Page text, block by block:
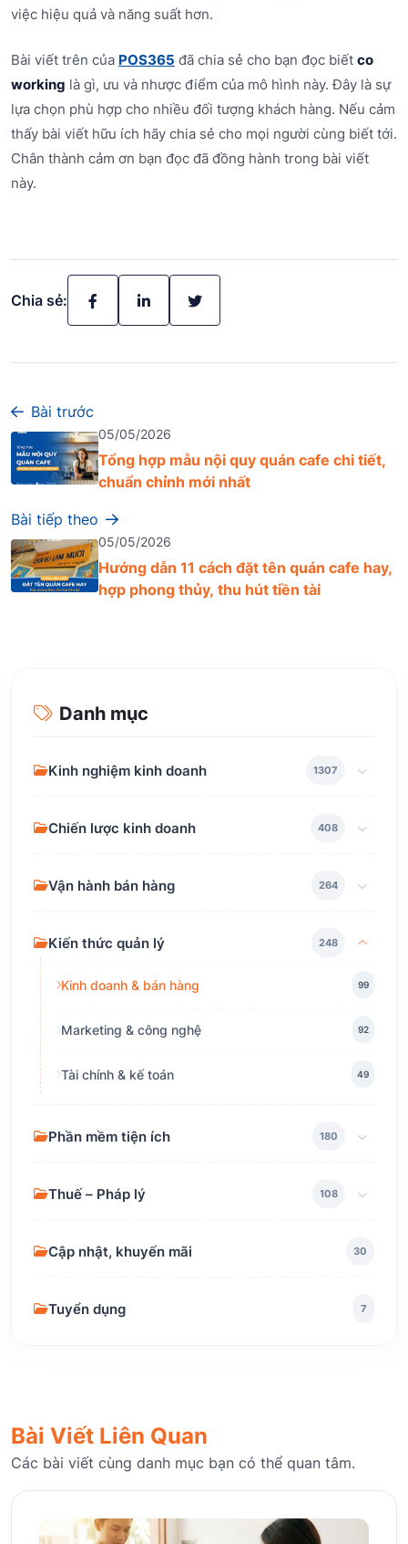
việc hiệu quả và năng suất hơn.
Bài viết trên của POS365 đã chia sẻ cho bạn đọc biết co
working là gì, ưu và nhược điểm của mô hình này. Đây là sự
lựa chọn phù hợp cho nhiều đối tượng khách hàng. Nếu cảm
thấy bài viết hữu ích hãy chia sẻ cho mọi người cùng biết tới.
Chân thành cảm ơn bạn đọc đã đồng hành trong bài viết
này.
Chia sẻ:
Bài trước
05/05/2026
Tổng hợp mẫu nội quy quán cafe chi tiết,
chuẩn chỉnh mới nhất
Bài tiếp theo
05/05/2026
Hướng dẫn 11 cách đặt tên quán cafe hay,
hợp phong thủy, thu hút tiền tài
Danh mục
Kinh nghiệm kinh doanh 1307
Chiến lược kinh doanh 408
Vận hành bán hàng 264
Kiến thức quản lý 248
Kinh doanh & bán hàng 99
Marketing & công nghệ 92
Tài chính & kế toán 49
Phần mềm tiện ích 180
Thuế – Pháp lý 108
Cập nhật, khuyến mãi 30
Tuyển dụng 7
Bài Viết Liên Quan
Các bài viết cùng danh mục bạn có thể quan tâm.